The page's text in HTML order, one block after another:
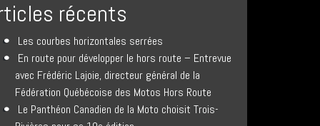
récents
Les courbes horizontales serrées
En route pour développer le hors route – Entrevue
avec Frédéric Lajoie, directeur général de la
Fédération Québécoise des Motos Hors Route
Le Panthéon Canadien de la Moto choisit Trois-